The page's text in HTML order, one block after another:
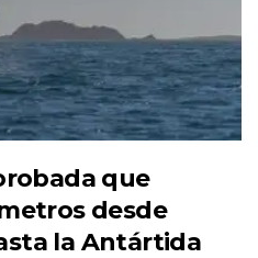
que
desde
la Antártida